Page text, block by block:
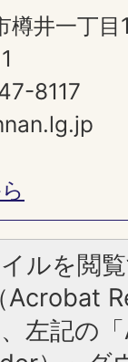
井一丁目
8117
ルを閲
Acrobat
左記の